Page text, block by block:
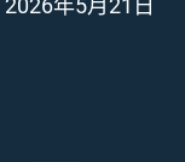
2026年5月21日